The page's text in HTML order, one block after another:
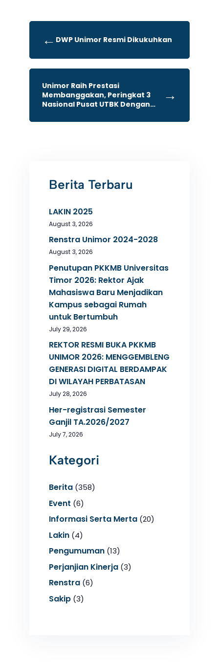
← DWP Unimor Resmi Dikukuhkan
Unimor Raih Prestasi
Membanggakan, Peringkat 3
Nasional Pusat UTBK Dengan
2025
→
Berita Terbaru
LAKIN 2025
August 3, 2026
Renstra Unimor 2024-2028
August 3, 2026
Penutupan PKKMB Universitas
Timor 2026: Rektor Ajak
Mahasiswa Baru Menjadikan
Kampus sebagai Rumah
untuk Bertumbuh
July 29, 2026
REKTOR RESMI BUKA PKKMB
UNIMOR 2026: MENGGEMBLENG
GENERASI DIGITAL BERDAMPAK
DI WILAYAH PERBATASAN
July 28, 2026
Her-registrasi Semester
Ganjil TA.2026/2027
July 7, 2026
Kategori
Berita(358)
Event (6)
Informasi Serta Merta(20)
Lakin(4)
Pengumuman(13)
Perjanjian Kinerja(3)
Renstra(6)
Sakip(3)